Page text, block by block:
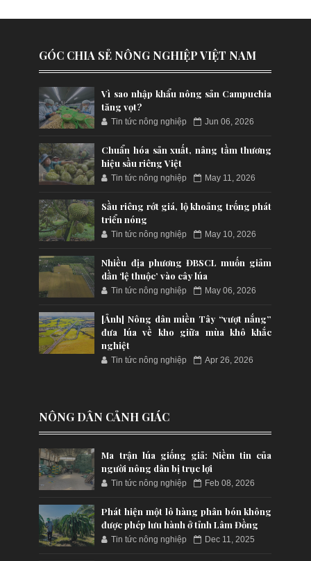
GÓC CHIA SẺ NÔNG NGHIỆP VIỆT NAM
Vì sao nhập khẩu nông sản Campuchia
tăng vọt?
Tin tức nông nghiệp Jun 06, 2026
Chuẩn hóa sản xuất, nâng tầm thương
hiệu sầu riêng Việt
Tin tức nông nghiệp May 11, 2026
Sầu riêng rớt giá, lộ khoảng trống phát
triển nóng
Tin tức nông nghiệp May 10, 2026
Nhiều địa phương ĐBSCL muốn giảm
dần ‘lệ thuộc’ vào cây lúa
Tin tức nông nghiệp May 06, 2026
[Ảnh] Nông dân miền Tây “vượt nắng”
đưa lúa về kho giữa mùa khô khắc
nghiệt
Tin tức nông nghiệp Apr 26, 2026
NÔNG DÂN CẢNH GIÁC
Ma trận lúa giống giả: Niềm tin của
người nông dân bị trục lợi
Tin tức nông nghiệp Feb 08, 2026
Phát hiện một lô hàng phân bón không
được phép lưu hành ở tỉnh Lâm Đồng
Tin tức nông nghiệp Dec 11, 2025